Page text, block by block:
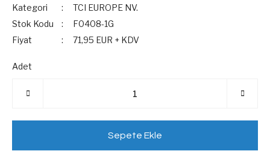
Kategori
TCI EUROPE NV.
Stok Kodu
F0408-1G
Fiyat
71,95 EUR + KDV
Adet
Sepete Ekle